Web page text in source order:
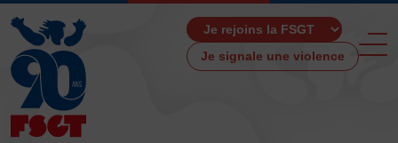
Je signale une violence